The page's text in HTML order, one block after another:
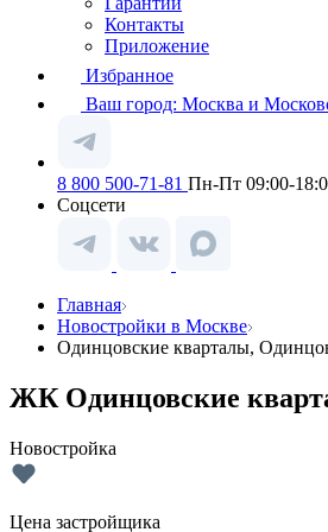
Контакты
Приложение
Избранное
Ваш город: Москва и
8 800 500-71-81 Пн-Пт 09:00-
Соцсети
Главная
Новостройки в Москве
Одинцовские кварталы,
ЖК Одинцовские
Новостройка
Цена застройщика